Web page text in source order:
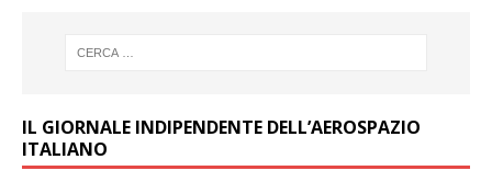
IL GIORNALE INDIPENDENTE DELL’AEROSPAZIO
ITALIANO